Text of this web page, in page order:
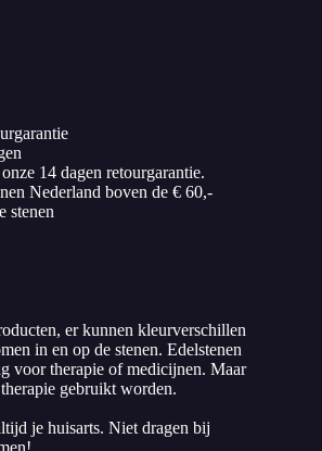
14 dagen retourgarantie.
Nederland boven de € 60,-
stenen
er kunnen kleurverschillen
in en op de stenen. Edelstenen
voor therapie of medicijnen. Maar
gebruikt worden.
je huisarts. Niet dragen bij